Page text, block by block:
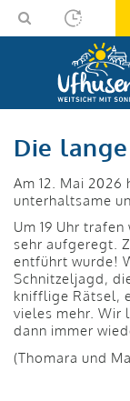
Skip
Skip
Die
Am 12. Mai
unterhaltsame
Um 19 Uhr
sehr aufgeregt.
entführt wurde!
Schnitzeljagd,
knifflige Rätsel,
vieles mehr. Wir
dann immer
(Thomara und